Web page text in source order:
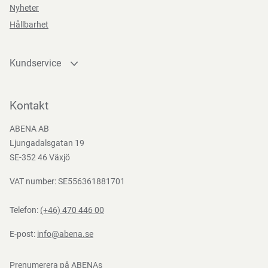
Funktioner
Teststandarder
352-
1:2003
Nyheter
Hållbarhet
Kundservice
Bli kund
Nedladdningar
Kontakt
ABENA AB
Ljungadalsgatan 19
SE-352 46 Växjö
VAT number: SE556361881701
Telefon: (+46) 470 446 00
E-post: info@abena.se
Prenumerera på ABENAs